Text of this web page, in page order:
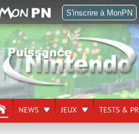
NEWS JEUX TESTS &
S'inscrire à MonPN